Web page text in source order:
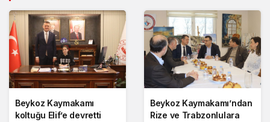
Beykoz Kaymakamı
koltuğu Elif’e devretti
Beykoz Kaymakamı’ndan
Rize ve Trabzonlulara